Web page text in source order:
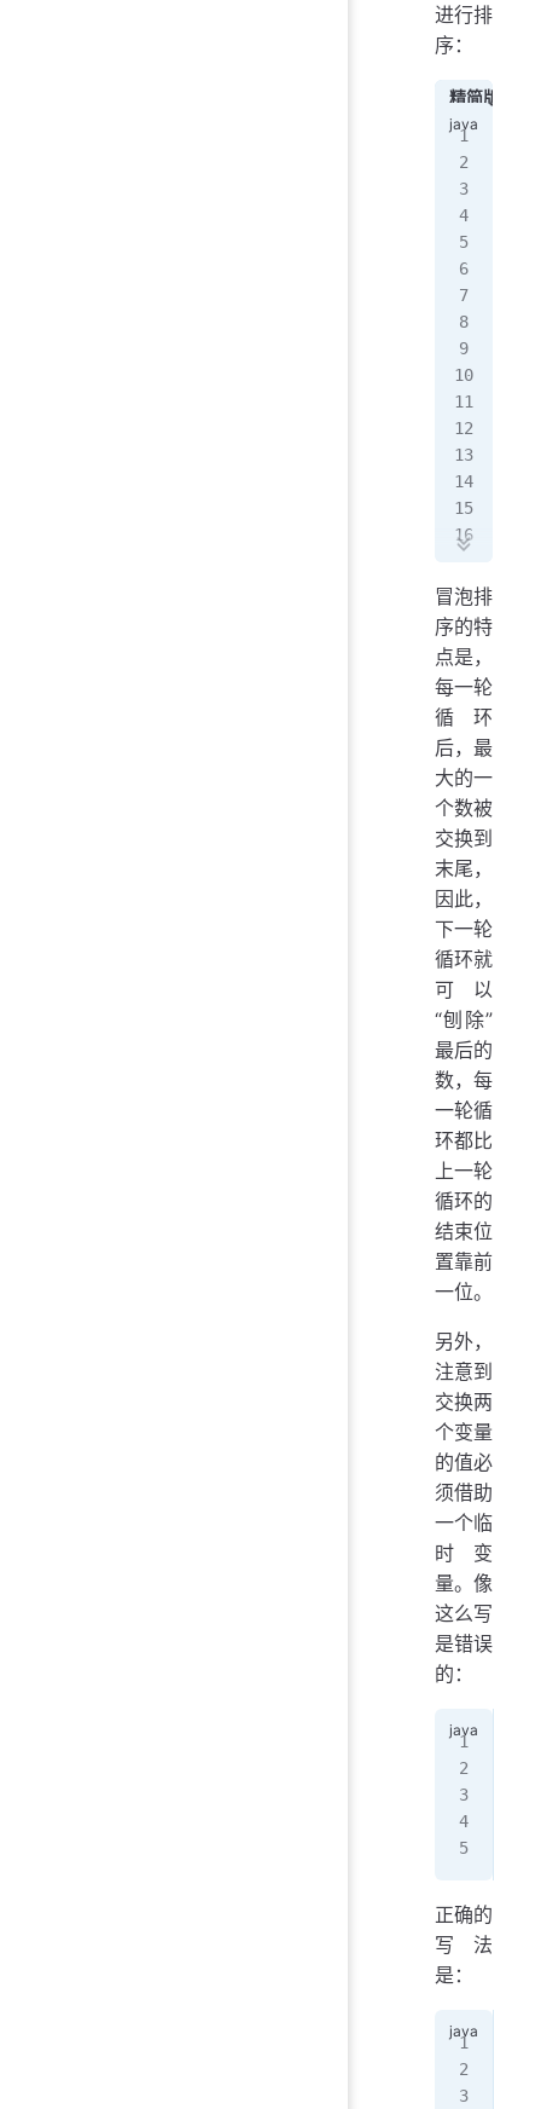
进行排
序：
精简版
冒泡排
序的特
点是，
每一轮
循环
后，最
大的一
个数被
交换到
末尾，
因此，
下一轮
循环就
可以
“刨除”
最后的
数，每
一轮循
环都比
上一轮
循环的
结束位
置靠前
一位。
另外，
注意到
交换两
个变量
的值必
须借助
一个临
时变
量。像
这么写
是错误
的：
正确的
写法
是：